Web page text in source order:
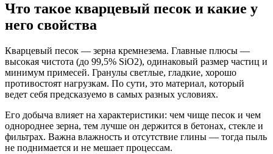
Что такое кварцевый песок и какие у
него свойства
Кварцевый песок — зерна кремнезема. Главные плюсы —
высокая чистота (до 99,5% SiO2), одинаковый размер частиц и
минимум примесей. Гранулы светлые, гладкие, хорошо
противостоят нагрузкам. По сути, это материал, который
ведет себя предсказуемо в самых разных условиях.
Его добыча влияет на характеристики: чем чище песок и чем
однороднее зерна, тем лучше он держится в бетонах, стекле и
фильтрах. Важна влажность и отсутствие глины — тогда пыль
не поднимается и не мешает процессам.